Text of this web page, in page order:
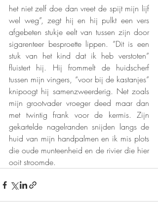
het niet zelf doe dan vreet de spijt mijn lijf
wel weg”, zegt hij en hij pulkt een vers
afgebeten stukje eelt van tussen zijn door
sigarenteer besproette lippen. ”Dit is een
stuk van het kind dat ik heb verstoten”
fluistert hij. Hij frommelt de huidscherf
tussen mijn vingers, “voor bij de kastanjes”
knipoogt hij samenzweerderig. Net zoals
mijn grootvader vroeger deed maar dan
met twintig frank voor de kermis. Zijn
gekartelde nagelranden snijden langs de
huid van mijn handpalmen en ik mis plots
die oude munteenheid en de rivier die hier
ooit stroomde.